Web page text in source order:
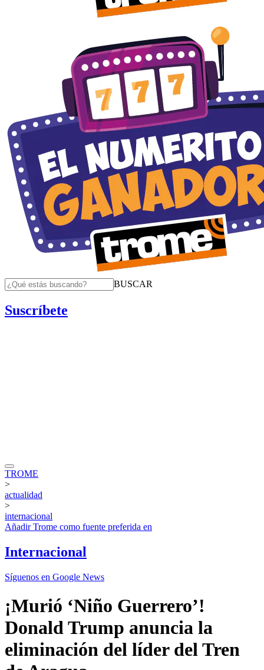
BUSCAR
Suscríbete
TROME
>
actualidad
>
internacional
AñadirTrome como fuente preferida en
Internacional
Síguenos en Google News
¡Murió ‘Niño Guerrero’!
Donald Trump anuncia la
eliminación del líder del Tren